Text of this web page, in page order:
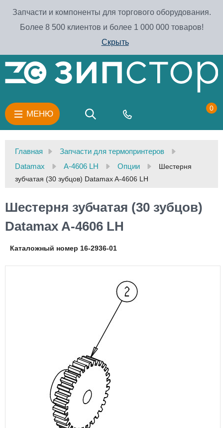
Запчасти и компоненты для торгового оборудования.
Более 8 500 клиентов и более 1 000 000 товаров!
Скрыть
МЕНЮ
0
Главная
Запчасти для термопринтеров
Datamax
A-4606 LH Опции
Шестерня
зубчатая (30 зубцов) Datamax A-4606 LH
Шестерня зубчатая (30 зубцов)
Datamax A-4606 LH
Каталожный номер 16-2936-01